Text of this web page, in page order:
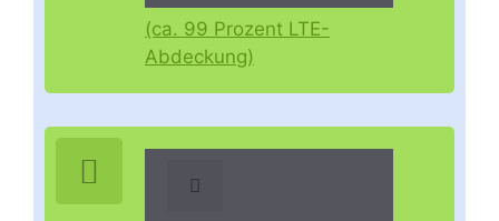
(ca. 99 Prozent LTE-
Abdeckung)